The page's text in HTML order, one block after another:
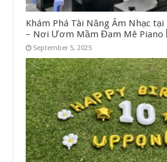
Khám Phá Tài Năng Âm Nhạc
– Nơi Ươm Mầm Đam Mê Piano
September 5, 2025